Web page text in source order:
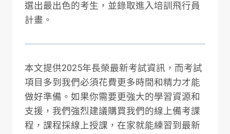
選出最出色的考生，並錄取進入培訓飛行員
計畫。
本文提供2025年長榮最新考試資訊，而考試
項目多到我們必須花費更多時間和精力才能
做好準備。 如果你需要更強大的學習資源和
支援，我們強烈建議購買我們的線上備考課
程，課程採線上授課，在家就能練習到最新